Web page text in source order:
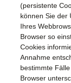
(persistente
können Sie der
Ihres
Browser so
Cookies
Annahme
bestimmte
Browser